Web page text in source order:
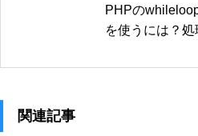
PHPの
を使うには？
関連記事